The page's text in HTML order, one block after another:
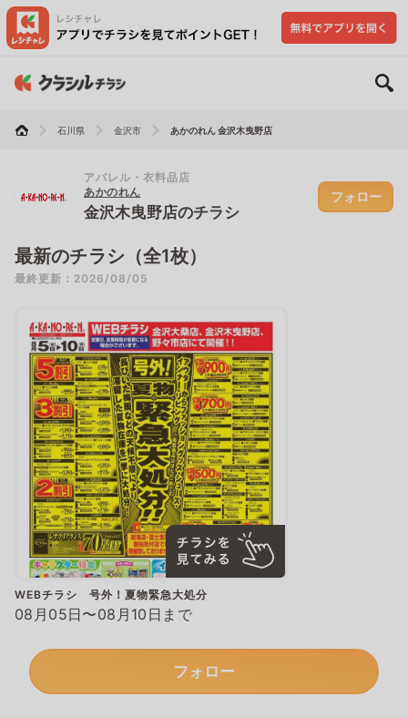
石川県 金沢市 あかのれん 金沢木曳野店
アパレル・衣料品店
あかのれん
金沢木曳野店のチラシ
フォロー
最新のチラシ（全1枚）
最終更新：2026/08/05
WEBチラシ 号外！夏物緊急大処分
08月05日〜08月10日まで
フォロー